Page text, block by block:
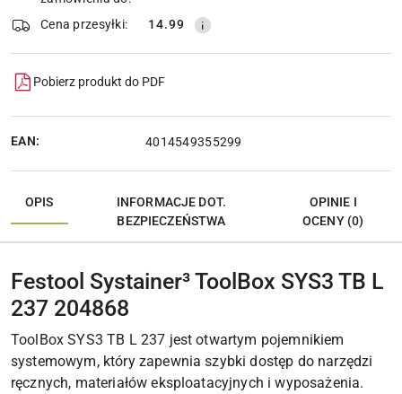
Cena przesyłki:
14.99
Pobierz produkt do PDF
EAN: 4014549355299
OPIS
INFORMACJE DOT.
BEZPIECZEŃSTWA
OPINIE I
OCENY (0)
Festool Systainer³ ToolBox SYS3 TB L
237 204868
ToolBox SYS3 TB L 237 jest otwartym pojemnikiem
systemowym, który zapewnia szybki dostęp do narzędzi
ręcznych, materiałów eksploatacyjnych i wyposażenia.